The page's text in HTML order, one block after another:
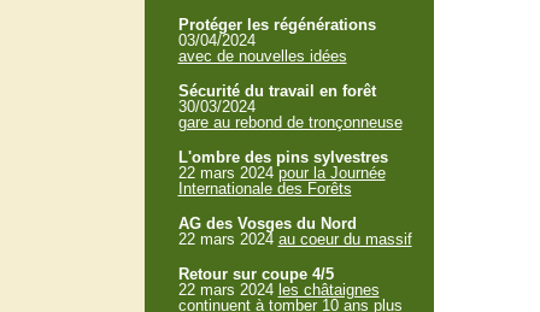
Protéger les régénérations
03/04/2024
avec de nouvelles idées
Sécurité du travail en forêt
30/03/2024
gare au rebond de tronçonneuse
L'ombre des pins sylvestres
22 mars 2024 pour la Journée
Internationale des Forêts
AG des Vosges du Nord
22 mars 2024 au coeur du massif
Retour sur coupe 4/5
22 mars 2024 les châtaignes
continuent à tomber 10 ans plus